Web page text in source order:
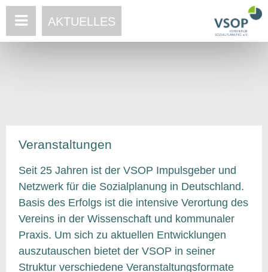
AKTUELLES
Veranstaltungen
Seit 25 Jahren ist der VSOP Impulsgeber und
Netzwerk für die Sozialplanung in Deutschland.
Basis des Erfolgs ist die intensive Verortung des
Vereins in der Wissenschaft und kommunaler
Praxis. Um sich zu aktuellen Entwicklungen
auszutauschen bietet der VSOP in seiner
Struktur verschiedene Veranstaltungsformate